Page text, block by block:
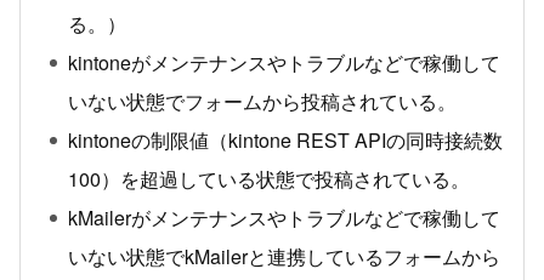
る。）
kintoneがメンテナンスやトラブルなどで稼働して
いない状態でフォームから投稿されている。
kintoneの制限値（kintone REST APIの同時接続数
100）を超過している状態で投稿されている。
kMailerがメンテナンスやトラブルなどで稼働して
いない状態でkMailerと連携しているフォームから